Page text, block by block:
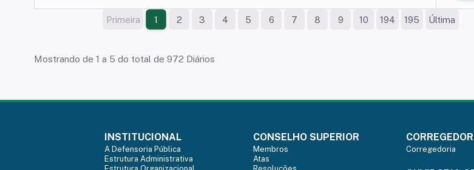
Primeira 1 2 3 4 5 6 7 8 9 10 194 195 Última
Mostrando de 1 a 5 do total de 972 Diários
INSTITUCIONAL
A Defensoria Pública
Estrutura Administrativa
CONSELHO SUPERIOR
Membros
Atas
Corregedoria